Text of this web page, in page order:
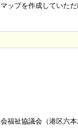
ップを作成していた
福祉協議会（港区六